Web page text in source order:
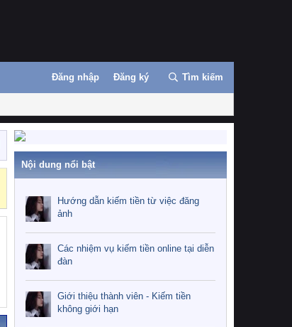
Đăng nhập Đăng ký Tìm kiếm
Nội dung nổi bật
Hướng dẫn kiếm tiền từ việc đăng
ảnh
Các nhiệm vụ kiếm tiền online tại diễn
đàn
Giới thiệu thành viên - Kiếm tiền
không giới hạn